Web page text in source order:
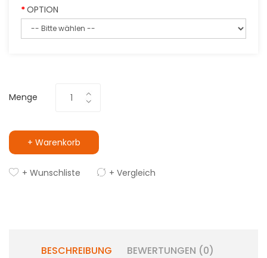
OPTION
Menge
+ Warenkorb
+ Wunschliste + Vergleich
BESCHREIBUNG BEWERTUNGEN (0)